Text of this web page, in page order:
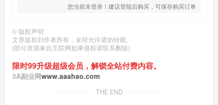
您当前未登录！建议登陆后购买，可保存购买订单
© 版权声明
文章版权归作者所有，未经允许请勿转载。
(部分资源来自互联网如果侵权请联系删除)
限时99升级超级会员，解锁全站付费内容。
3A副业网www.aaahao.com
THE END